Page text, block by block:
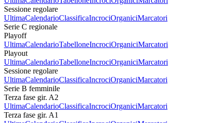
Sessione regolare
UltimaCalendarioClassificaIncrociOrganiciMarcatori
Serie C regionale
Playoff
UltimaCalendarioTabelloneIncrociOrganiciMarcatori
Playout
UltimaCalendarioTabelloneIncrociOrganiciMarcatori
Sessione regolare
UltimaCalendarioClassificaIncrociOrganiciMarcatori
Serie B femminile
Terza fase gir. A2
UltimaCalendarioClassificaIncrociOrganiciMarcatori
Terza fase gir. A1